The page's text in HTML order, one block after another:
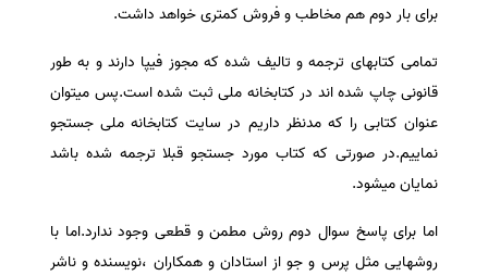
برای بار دوم هم مخاطب و فروش کمتری خواهد داشت.
تمامی کتابهای ترجمه و تالیف شده که مجوز فیپا دارند و به طور
قانونی چاپ شده اند در کتابخانه ملی ثبت شده است.پس میتوان
عنوان کتابی را که مدنظر داریم در سایت کتابخانه ملی جستجو
نماییم.در صورتی که کتاب مورد جستجو قبلا ترجمه شده باشد
نمایان میشود.
اما برای پاسخ سوال دوم روش مطمن و قطعی وجود ندارد.اما با
روشهایی مثل پرس و جو از استادان و همکاران ،نویسنده و ناشر